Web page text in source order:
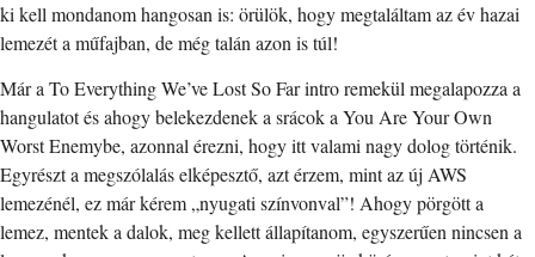
ki kell mondanom hangosan is: örülök, hogy megtaláltam az év hazai
lemezét a műfajban, de még talán azon is túl!
Már a To Everything We’ve Lost So Far intro remekül megalapozza a
hangulatot és ahogy belekezdenek a srácok a You Are Your Own
Worst Enemybe, azonnal érezni, hogy itt valami nagy dolog történik.
Egyrészt a megszólalás elképesztő, azt érzem, mint az új AWS
lemezénél, ez már kérem „nyugati színvonval”! Ahogy pörgött a
lemez, mentek a dalok, meg kellett állapítanom, egyszerűen nincsen a